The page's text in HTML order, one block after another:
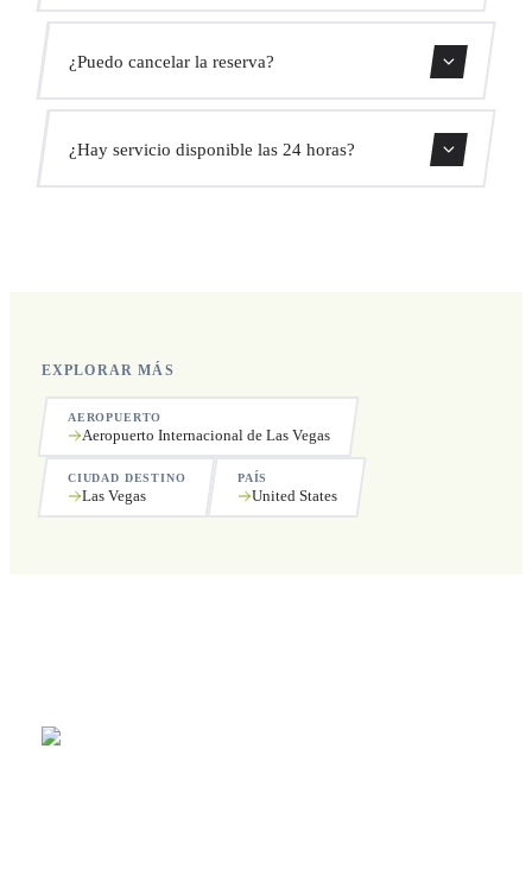
conductor ajustará automáticamente la hora de recogida
sin coste adicional.
¿Puedo cancelar la reserva?
recogida.
¿Hay servicio disponible las 24 horas?
EXPLORAR MÁS
AEROPUERTO
Aeropuerto Internacional de Las Vegas
CIUDAD DESTINO
Las Vegas
PAÍS
United States